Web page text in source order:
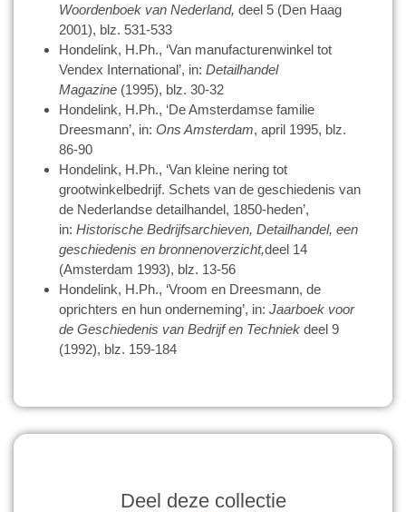
Woordenboek van Nederland, deel 5 (Den Haag
2001), blz. 531-533
Hondelink, H.Ph., ‘Van manufacturenwinkel tot
Vendex International’, in: Detailhandel
Magazine (1995), blz. 30-32
Hondelink, H.Ph., ‘De Amsterdamse familie
Dreesmann’, in: Ons Amsterdam, april 1995, blz.
86-90
Hondelink, H.Ph., ‘Van kleine nering tot
grootwinkelbedrijf. Schets van de geschiedenis van
de Nederlandse detailhandel, 1850-heden’,
in: Historische Bedrijfsarchieven, Detailhandel, een
geschiedenis en bronnenoverzicht,deel 14
(Amsterdam 1993), blz. 13-56
Hondelink, H.Ph., ‘Vroom en Dreesmann, de
oprichters en hun onderneming’, in: Jaarboek voor
de Geschiedenis van Bedrijf en Techniek deel 9
(1992), blz. 159-184
Deel deze collectie